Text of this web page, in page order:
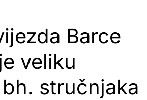
Barce
veliku
stručnjaka